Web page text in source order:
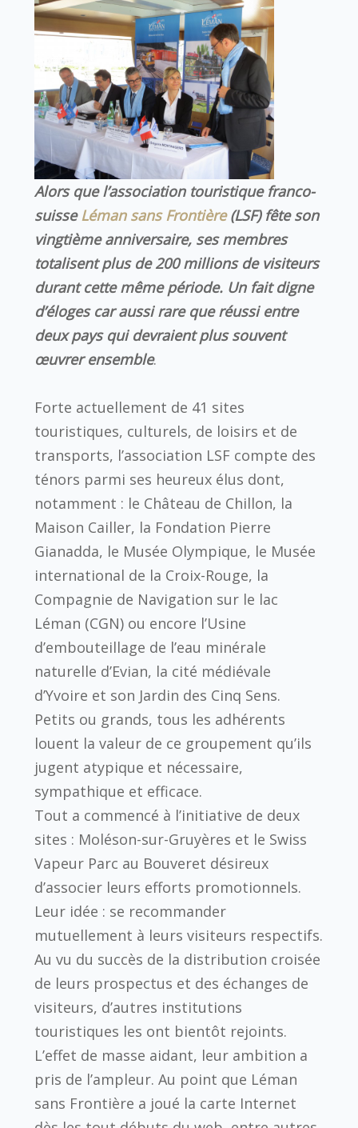
Alors que l’association touristique franco-
suisseLéman sans Frontière(LSF) fête son
vingtième anniversaire, ses membres
totalisent plus de 200 millions de visiteurs
durant cette même période. Un fait digne
d’éloges car aussi rare que réussi entre
deux pays qui devraient plus souvent
œuvrer ensemble.
Forte actuellement de 41 sites
touristiques, culturels, de loisirs et de
transports, l’association LSF compte des
ténors parmi ses heureux élus dont,
notamment : le Château de Chillon, la
Maison Cailler, la Fondation Pierre
Gianadda, le Musée Olympique, le Musée
international de la Croix-Rouge, la
Compagnie de Navigation sur le lac
Léman (CGN) ou encore l’Usine
d’embouteillage de l’eau minérale
naturelle d’Evian, la cité médiévale
d’Yvoire et son Jardin des Cinq Sens.
Petits ou grands, tous les adhérents
louent la valeur de ce groupement qu’ils
jugent atypique et nécessaire,
sympathique et efficace.
Tout a commencé à l’initiative de deux
sites : Moléson-sur-Gruyères et le Swiss
Vapeur Parc au Bouveret désireux
d’associer leurs efforts promotionnels.
Leur idée : se recommander
mutuellement à leurs visiteurs respectifs.
Au vu du succès de la distribution croisée
de leurs prospectus et des échanges de
visiteurs, d’autres institutions
touristiques les ont bientôt rejoints.
L’effet de masse aidant, leur ambition a
pris de l’ampleur. Au point que Léman
sans Frontière a joué la carte Internet